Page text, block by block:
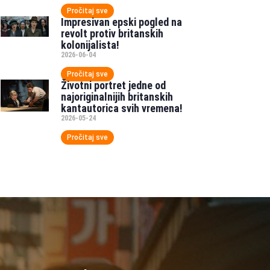
Pročitaj sve
Impresivan epski pogled na
revolt protiv britanskih
kolonijalista!
2026-06-04
Pročitaj sve
Životni portret jedne od
najoriginalnijih britanskih
kantautorica svih vremena!
2026-05-24
Pročitaj sve